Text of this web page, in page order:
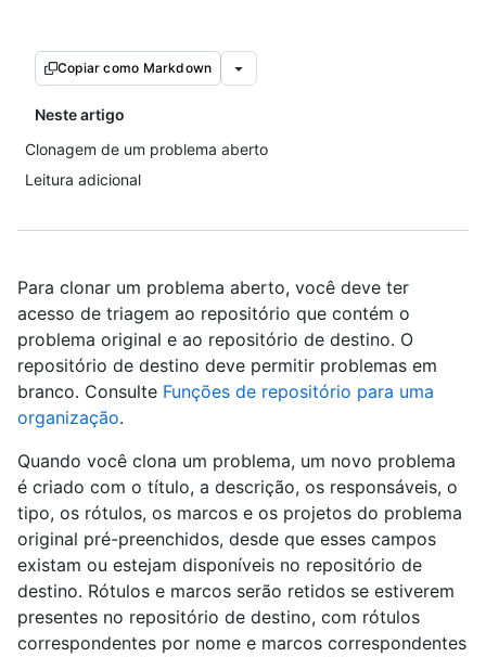
Copiar como Markdown
Neste artigo
Clonagem de um problema aberto
Leitura adicional
Para clonar um problema aberto, você deve ter
acesso de triagem ao repositório que contém o
problema original e ao repositório de destino. O
repositório de destino deve permitir problemas em
branco. Consulte Funções de repositório para uma
organização.
Quando você clona um problema, um novo problema
é criado com o título, a descrição, os responsáveis, o
tipo, os rótulos, os marcos e os projetos do problema
original pré-preenchidos, desde que esses campos
existam ou estejam disponíveis no repositório de
destino. Rótulos e marcos serão retidos se estiverem
presentes no repositório de destino, com rótulos
correspondentes por nome e marcos correspondentes